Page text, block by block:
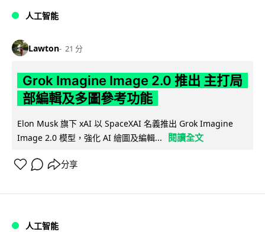
人工智能
Lawton 21 分
Grok Imagine Image 2.0 推出 主打局
部編輯及多圖參考功能
Elon Musk 旗下 xAI 以 SpaceXAI 名義推出 Grok Imagine
Image 2.0 模型，強化 AI 繪圖及編輯...
閱讀全文
分享
人工智能